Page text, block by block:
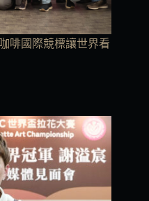
啡國際競標讓世界看